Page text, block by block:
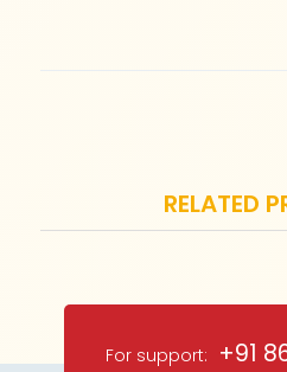
RELATED
For support: +91